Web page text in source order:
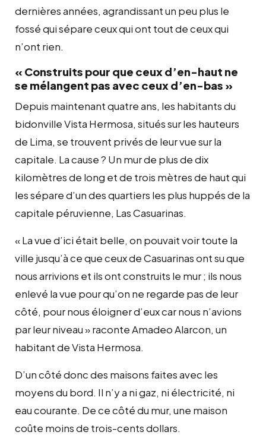
dernières années, agrandissant un peu plus le
fossé qui sépare ceux qui ont tout de ceux qui
n’ont rien.
« Construits pour que ceux d’en-haut ne
se mélangent pas avec ceux d’en-bas »
Depuis maintenant quatre ans, les habitants du
bidonville Vista Hermosa, situés sur les hauteurs
de Lima, se trouvent privés de leur vue sur la
capitale. La cause ? Un mur de plus de dix
kilomètres de long et de trois mètres de haut qui
les sépare d’un des quartiers les plus huppés de la
capitale péruvienne, Las Casuarinas.
« La vue d’ici était belle, on pouvait voir toute la
ville jusqu’à ce que ceux de Casuarinas ont su que
nous arrivions et ils ont construits le mur ; ils nous
enlevé la vue pour qu’on ne regarde pas de leur
côté, pour nous éloigner d’eux car nous n’avions
par leur niveau » raconte Amadeo Alarcon, un
habitant de Vista Hermosa.
D’un côté donc des maisons faites avec les
moyens du bord. Il n’y a ni gaz, ni électricité, ni
eau courante. De ce côté du mur, une maison
coûte moins de trois-cents dollars.